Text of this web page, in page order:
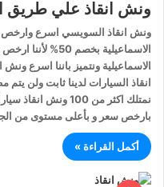
ونش انقاذ علي طريق
ونش انقاذ السويسي اسرع
الاسماعيلية بخصم
الاسماعيلية ونتميز باننا اسرع
انقاذ السيارات لدينا ثابت ولن يتم
نمتلك اكثر من 100
بارخص سعر و بأعلى مستوى من
أكمل القراءة »